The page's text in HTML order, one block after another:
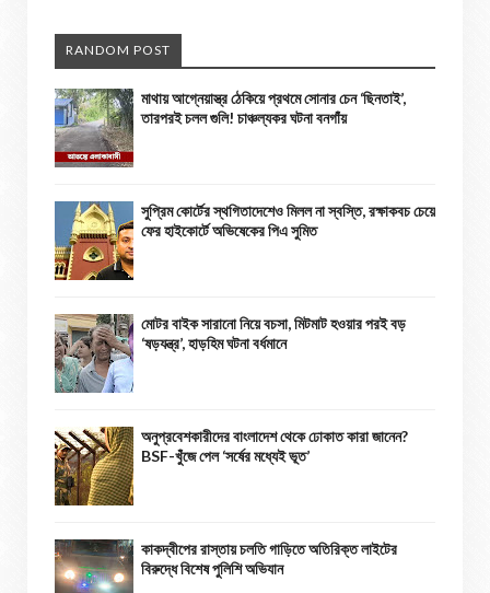
RANDOM POST
মাথায় আগ্নেয়াস্ত্র ঠেকিয়ে প্রথমে সোনার চেন ‘ছিনতাই’,
তারপরই চলল গুলি! চাঞ্চল্যকর ঘটনা বনগাঁয়
সুপ্রিম কোর্টের স্থগিতাদেশেও মিলল না স্বস্তি, রক্ষাকবচ চেয়ে
ফের হাইকোর্টে অভিষেকের পিএ সুমিত
মোটর বাইক সারানো নিয়ে বচসা, মিটমাট হওয়ার পরই বড়
‘ষড়যন্ত্র’, হাড়হিম ঘটনা বর্ধমানে
অনুপ্রবেশকারীদের বাংলাদেশ থেকে ঢোকাত কারা জানেন?
BSF-খুঁজে পেল ‘সর্ষের মধ্যেই ভূত’
কাকদ্বীপের রাস্তায় চলতি গাড়িতে অতিরিক্ত লাইটের
বিরুদ্ধে বিশেষ পুলিশি অভিযান